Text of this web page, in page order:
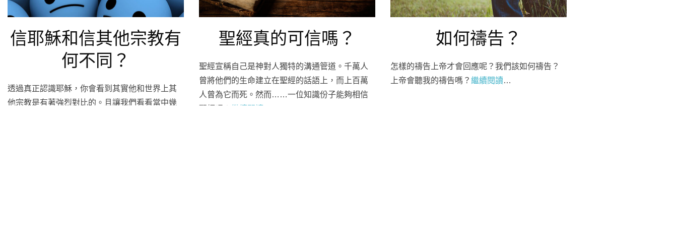
信耶穌和信其他宗教有
何不同？
透過真正認識耶穌，你會看到其實他和世界上其
他宗教是有著強烈對比的。且讓我們看看當中幾
聖經真的可信嗎？
聖經宣稱自己是神對人獨特的溝通管道。千萬人
曾將他們的生命建立在聖經的話語上，而上百萬
人曾為它而死。然而……一位知識份子能夠相信
如何禱告？
怎樣的禱告上帝才會回應呢？我們該如何禱告？
上帝會聽我的禱告嗎？ 繼續閱讀…